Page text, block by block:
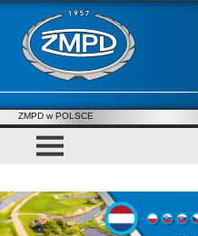
ZMPD w POLSCE